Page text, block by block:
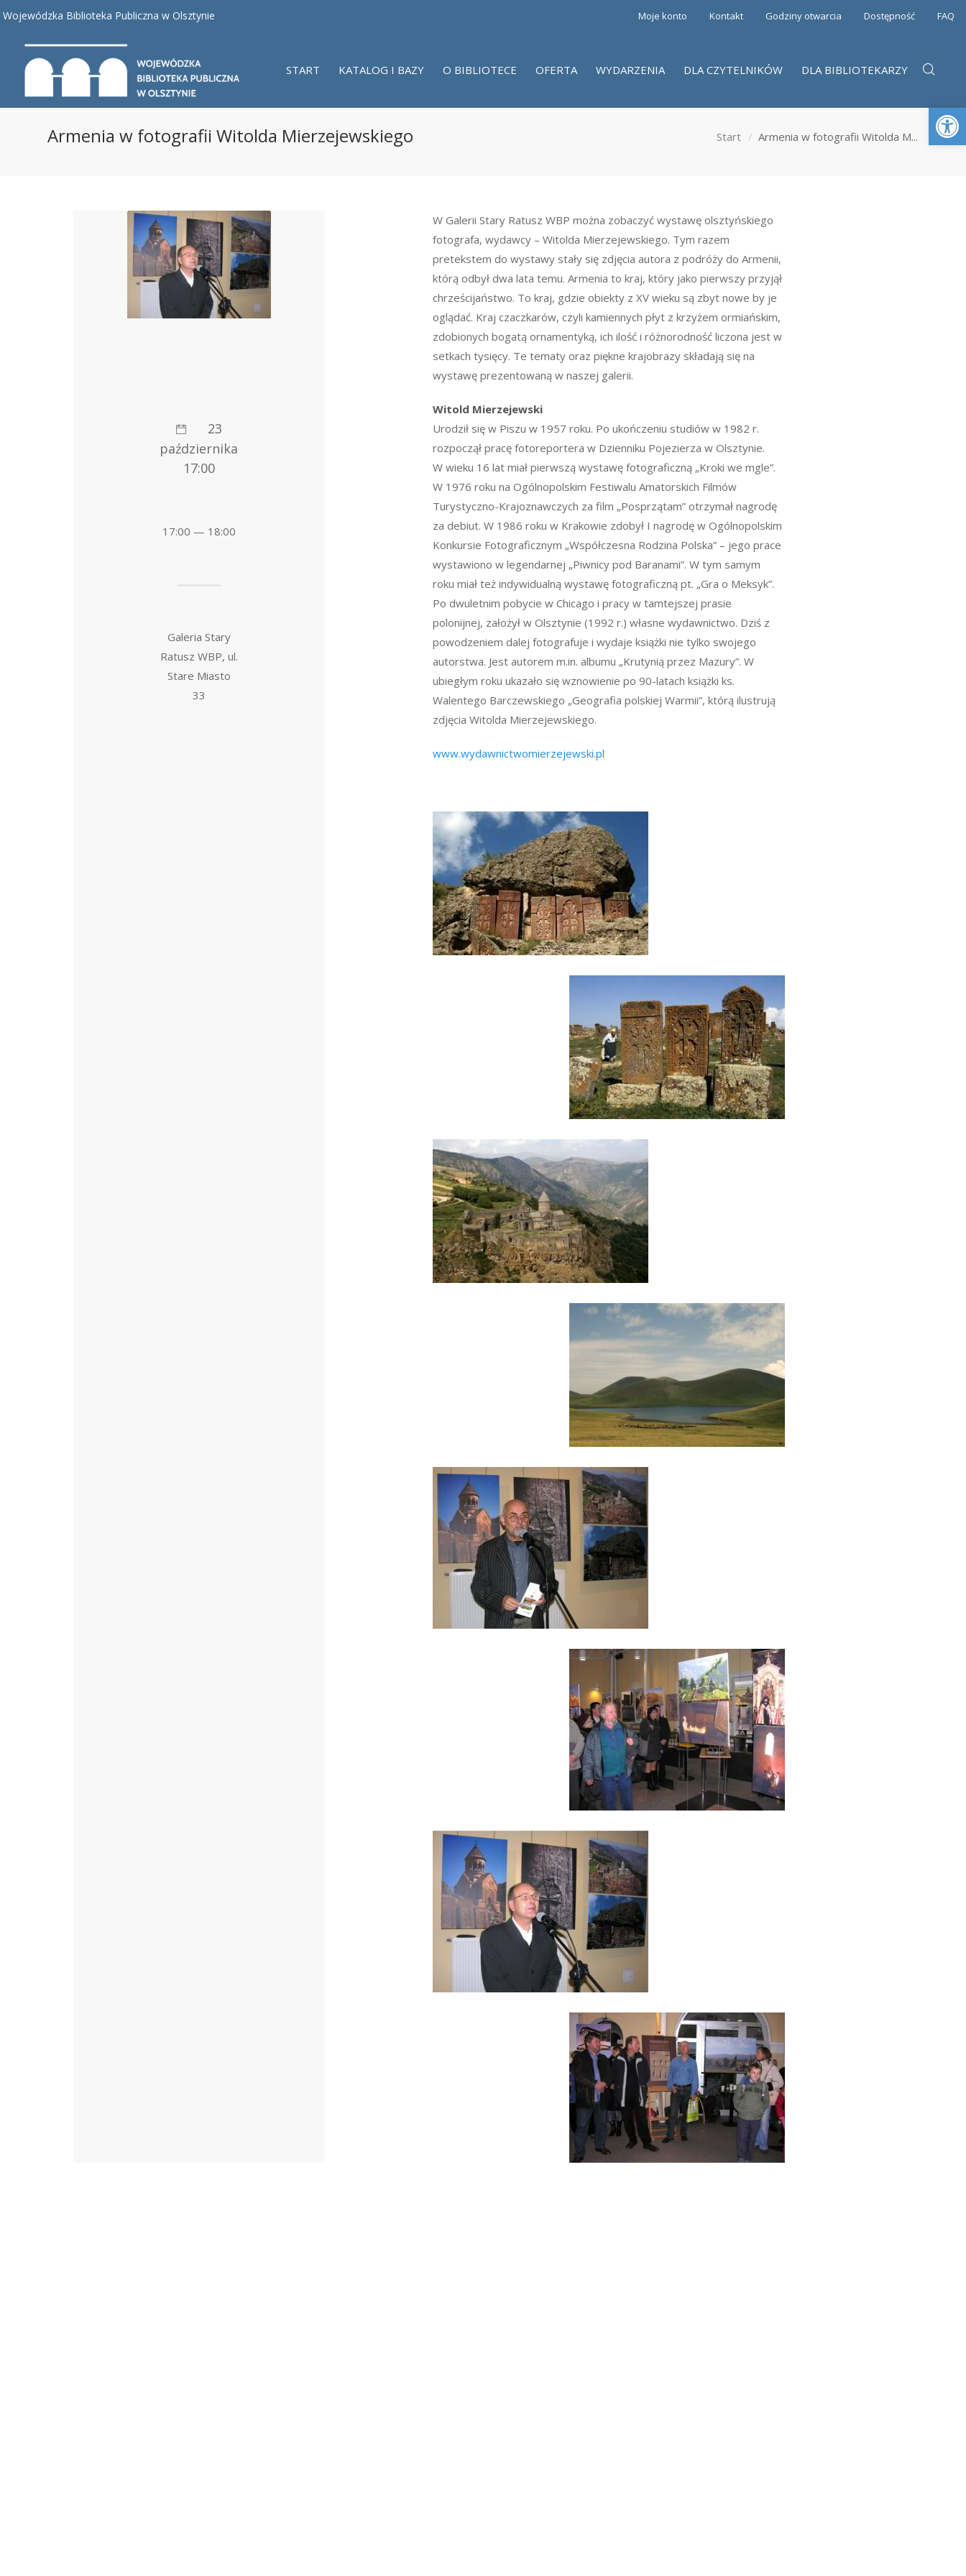
Wojewódzka Biblioteka Publiczna w Olsztynie Moje konto Kontakt Godziny otwarcia Dostępność FAQ
START KATALOG I BAZY O BIBLIOTECE OFERTA WYDARZENIA DLA CZYTELNIKÓW DLA BIBLIOTEKARZY
Armenia w fotografii Witolda Mierzejewskiego Start Armenia w fotografii Witolda M...
W Galerii Stary Ratusz WBP można zobaczyć wystawę olsztyńskiego
fotografa, wydawcy – Witolda Mierzejewskiego. Tym razem
pretekstem do wystawy stały się zdjęcia autora z podróży do Armenii,
którą odbył dwa lata temu. Armenia to kraj, który jako pierwszy przyjął
chrześcijaństwo. To kraj, gdzie obiekty z XV wieku są zbyt nowe by je
oglądać. Kraj czaczkarów, czyli kamiennych płyt z krzyżem ormiańskim,
zdobionych bogatą ornamentyką, ich ilość i różnorodność liczona jest w
setkach tysięcy. Te tematy oraz piękne krajobrazy składają się na
wystawę prezentowaną w naszej galerii.
Witold Mierzejewski
Urodził się w Piszu w 1957 roku. Po ukończeniu studiów w 1982 r.
rozpoczął pracę fotoreportera w Dzienniku Pojezierza w Olsztynie.
W wieku 16 lat miał pierwszą wystawę fotograficzną „Kroki we mgle”.
W 1976 roku na Ogólnopolskim Festiwalu Amatorskich Filmów
Turystyczno-Krajoznawczych za film „Posprzątam” otrzymał nagrodę
za debiut. W 1986 roku w Krakowie zdobył I nagrodę w Ogólnopolskim
Konkursie Fotograficznym „Współczesna Rodzina Polska” – jego prace
wystawiono w legendarnej „Piwnicy pod Baranami”. W tym samym
roku miał też indywidualną wystawę fotograficzną pt. „Gra o Meksyk”.
Po dwuletnim pobycie w Chicago i pracy w tamtejszej prasie
polonijnej, założył w Olsztynie (1992 r.) własne wydawnictwo. Dziś z
powodzeniem dalej fotografuje i wydaje książki nie tylko swojego
autorstwa. Jest autorem m.in. albumu „Krutynią przez Mazury”. W
ubiegłym roku ukazało się wznowienie po 90-latach książki ks.
Walentego Barczewskiego „Geografia polskiej Warmii”, którą ilustrują
zdjęcia Witolda Mierzejewskiego.
www.wydawnictwomierzejewski.pl
23
października
17:00
17:00 — 18:00
Galeria Stary
Ratusz WBP, ul.
Stare Miasto
33